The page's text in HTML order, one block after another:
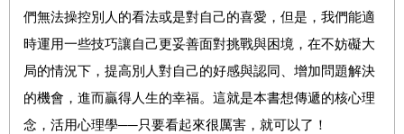
們無法操控別人的看法或是對自己的喜愛，但是，我們能適
時運用一些技巧讓自己更妥善面對挑戰與困境，在不妨礙大
局的情況下，提高別人對自己的好感與認同、增加問題解決
的機會，進而贏得人生的幸福。這就是本書想傳遞的核心理
念，活用心理學──只要看起來很厲害，就可以了！